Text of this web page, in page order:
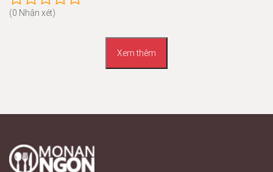
(0 Nhận xét)
Xem thêm